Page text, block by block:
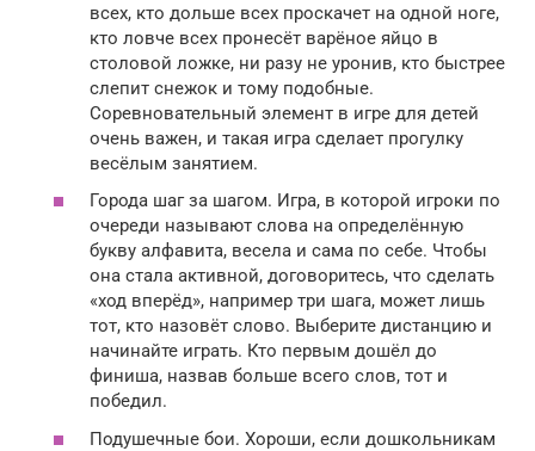
всех, кто дольше всех проскачет на одной ноге,
кто ловче всех пронесёт варёное яйцо в
столовой ложке, ни разу не уронив, кто быстрее
слепит снежок и тому подобные.
Соревновательный элемент в игре для детей
очень важен, и такая игра сделает прогулку
весёлым занятием.
Города шаг за шагом. Игра, в которой игроки по
очереди называют слова на определённую
букву алфавита, весела и сама по себе. Чтобы
она стала активной, договоритесь, что сделать
«ход вперёд», например три шага, может лишь
тот, кто назовёт слово. Выберите дистанцию и
начинайте играть. Кто первым дошёл до
финиша, назвав больше всего слов, тот и
победил.
Подушечные бои. Хороши, если дошкольникам